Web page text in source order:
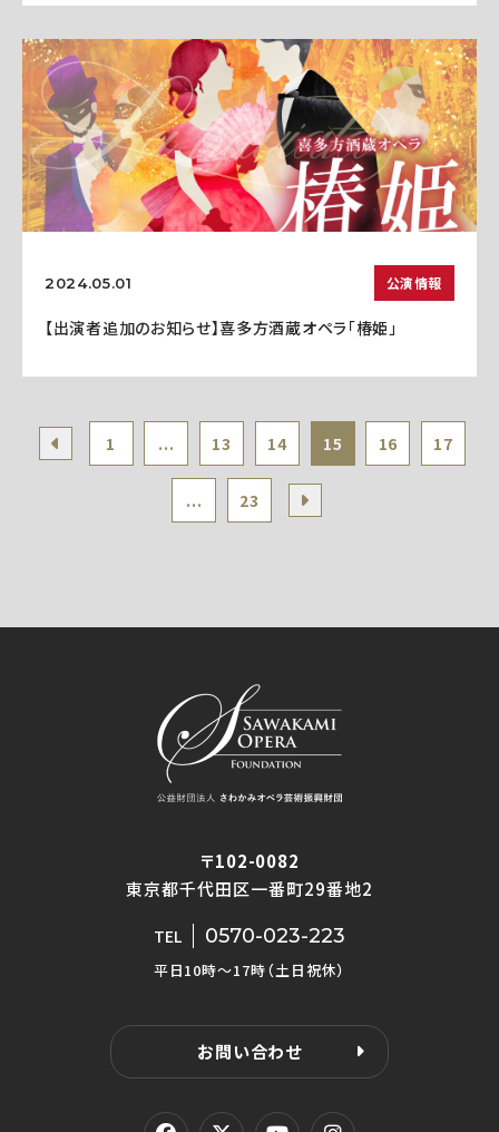
2024.05.01 公演情報
【出演者追加のお知らせ】喜多方酒蔵オペラ「椿姫」
1 ... 13 14 15 16 17
... 23
〒102-0082
東京都千代田区一番町29番地2
TEL 0570-023-223
平日10時〜17時（土日祝休）
お問い合わせ